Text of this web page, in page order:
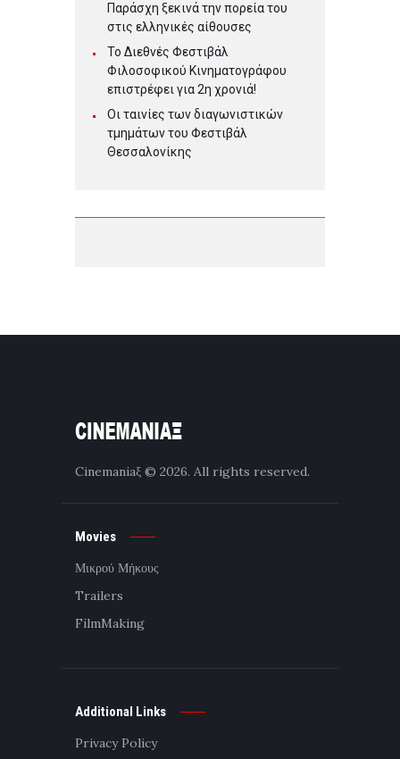
Παράσχη ξεκινά την πορεία του
στις ελληνικές αίθουσες
Το Διεθνές Φεστιβάλ
Φιλοσοφικού Κινηματογράφου
επιστρέφει για 2η χρονιά!
Οι ταινίες των διαγωνιστικών
τμημάτων του Φεστιβάλ
Θεσσαλονίκης
Cinemaniaξ © 2026. All rights reserved.
Movies
Μικρού Μήκους
Trailers
FilmMaking
Additional Links
Privacy Policy